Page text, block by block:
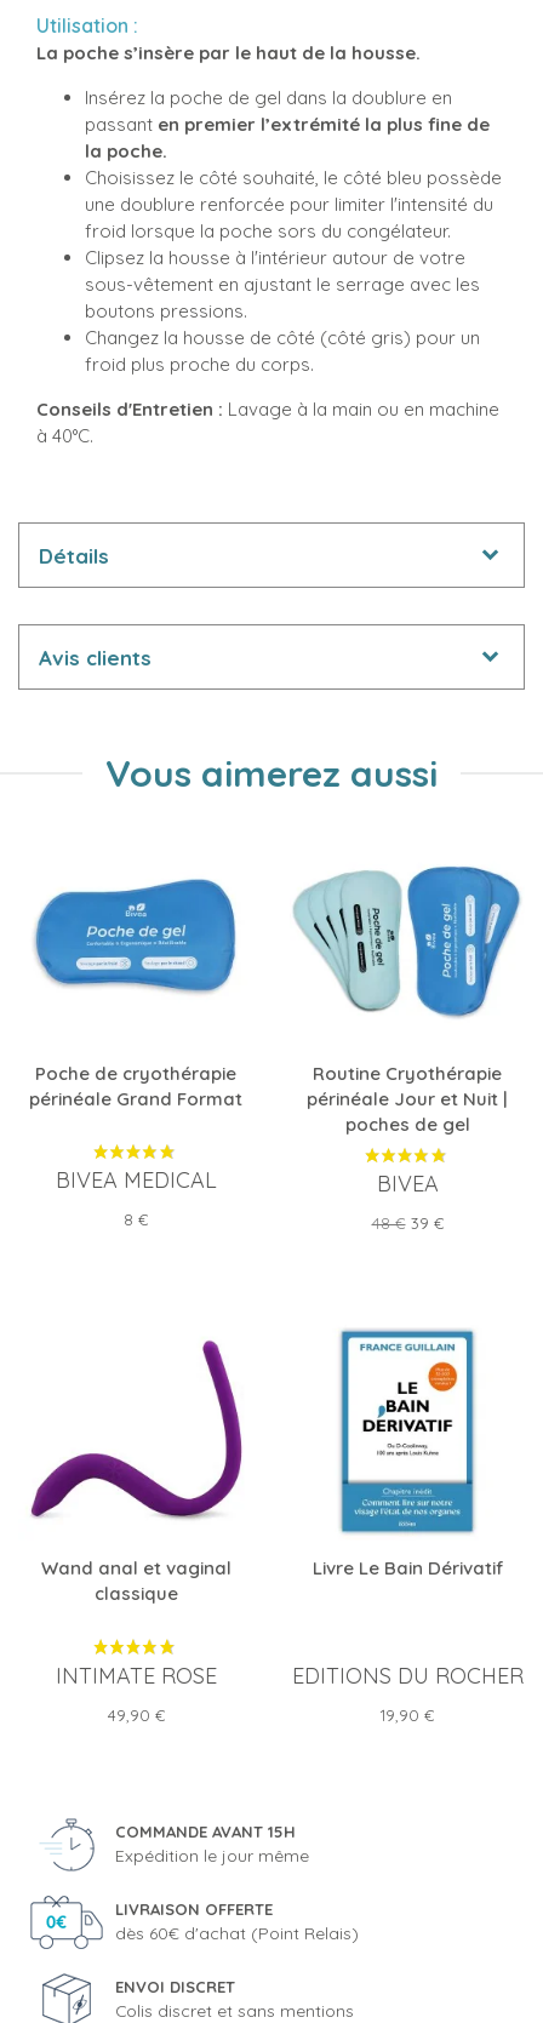
Utilisation :
La poche s’insère par le haut de la housse.
Insérez la poche de gel dans la doublure en
passant en premier l’extrémité la plus fine de
la poche.
Choisissez le côté souhaité, le côté bleu possède
une doublure renforcée pour limiter l'intensité du
froid lorsque la poche sors du congélateur.
Clipsez la housse à l'intérieur autour de votre
sous-vêtement en ajustant le serrage avec les
boutons pressions.
Changez la housse de côté (côté gris) pour un
froid plus proche du corps.
Conseils d'Entretien : Lavage à la main ou en machine
à 40°C.
Détails
Avis clients
Vous aimerez aussi
Poche de cryothérapie
périnéale Grand Format
BIVEA MEDICAL
Prix
8 €
Routine Cryothérapie
périnéale Jour et Nuit |
poches de gel
BIVEA
Prix
48 € Prix
39 €
Wand anal et vaginal
classique
INTIMATE ROSE
Prix
49,90 €
Livre Le Bain Dérivatif
EDITIONS DU ROCHER
Prix
19,90 €
COMMANDE AVANT 15H
Expédition le jour même
LIVRAISON OFFERTE
dès 60€ d'achat (Point Relais)
ENVOI DISCRET
Colis discret et sans mentions